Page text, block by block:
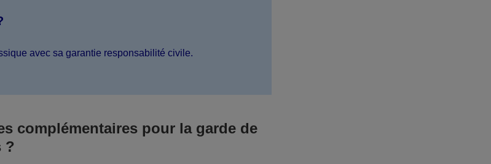
avec sa garantie responsabilité civile.
complémentaires pour la garde de
?